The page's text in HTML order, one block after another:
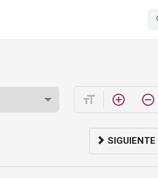
format_size add_circle_outline remove_circle_outline
SIGUIENTE